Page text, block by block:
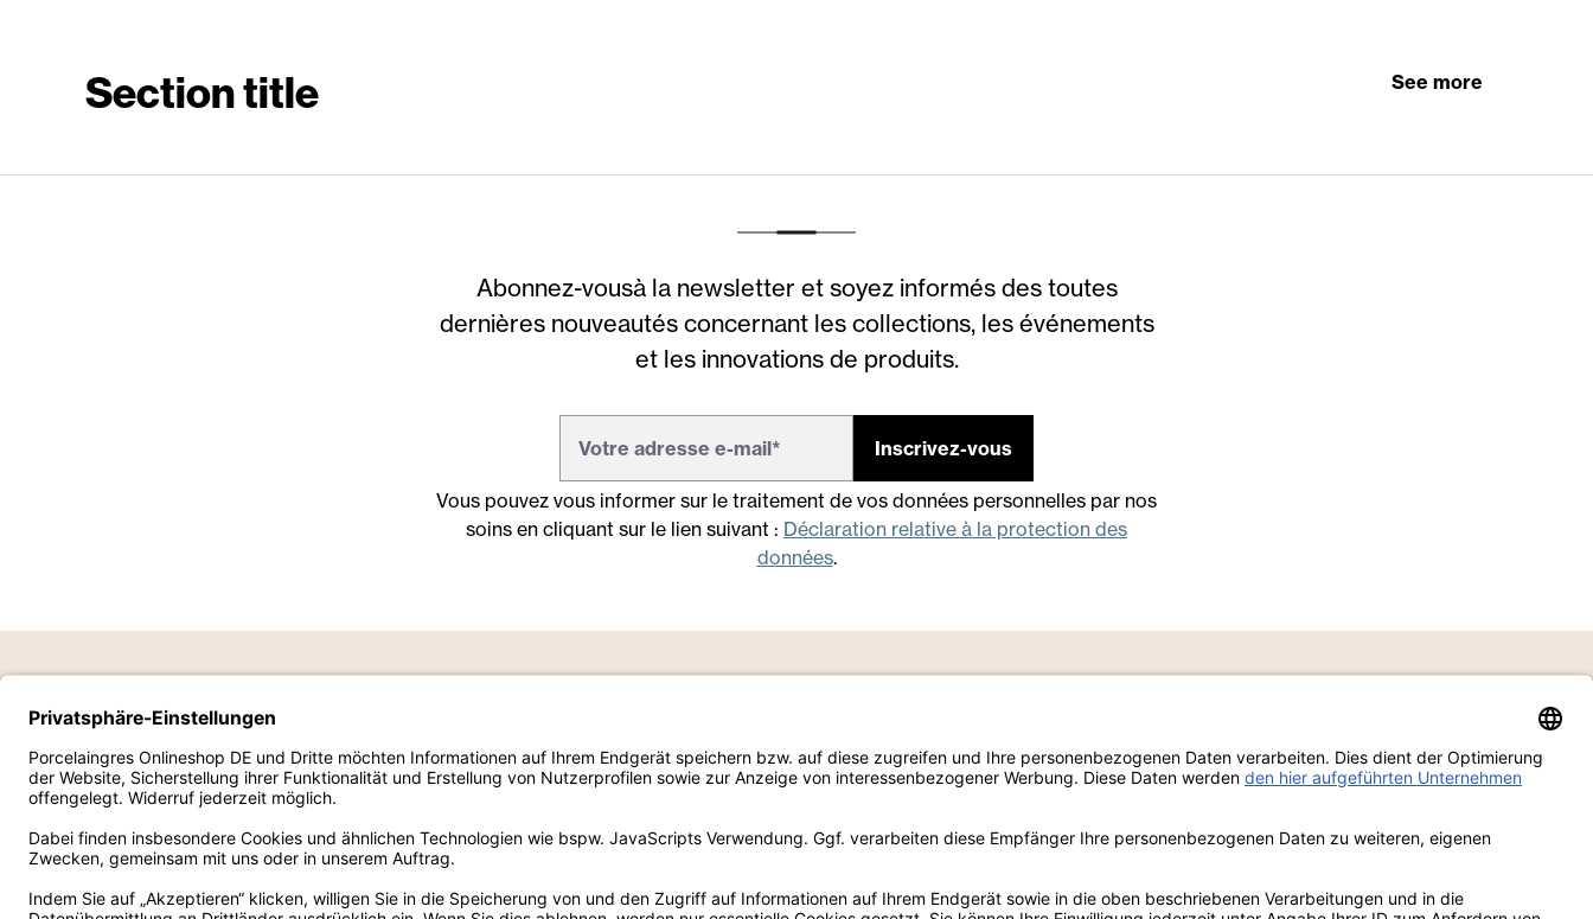
Section title See more
Abonnez-vousà la newsletter et soyez informés des toutes
dernières nouveautés concernant les collections, les événements
et les innovations de produits.
Inscrivez-vous
Vous pouvez vous informer sur le traitement de vos données personnelles par nos
soins en cliquant sur le lien suivant : Déclaration relative à la protection des
données.
Porcelaingres GmbH
Mentions légales
Conditions générales de vente
Travailler avec nous
À propos de nous
Durabilité
Références
Welchome
Color & Shapes
Urban House
Color
Stone
Concrete
Linkedin
Facebook
Pinterest
Produits
Downloads